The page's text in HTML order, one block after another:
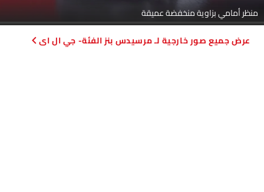
منظر أمامي بزاوية منخفضة عميقة
صور خارجية لـ مرسيدس بنز الفئة- جي ال اى